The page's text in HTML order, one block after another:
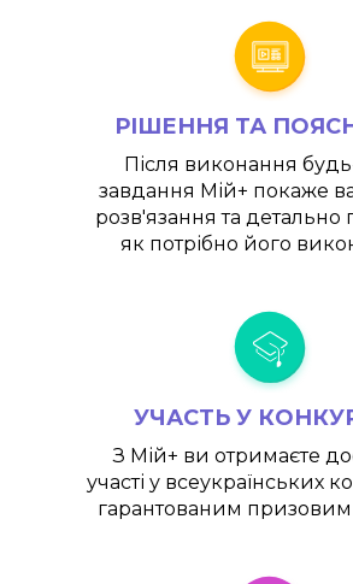
РІШЕННЯ ТА
Після виконання
завдання Мій+ покаже
розв'язання та детально
як потрібно його
УЧАСТЬ У
З Мій+ ви отримаєте
участі у всеукраїнських
гарантованим